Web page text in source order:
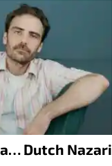
Dutch Nazari